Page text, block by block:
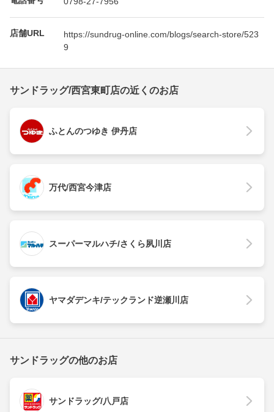
店舗URL
https://sundrug-online.com/blogs/search-store/523
9
サンドラッグ/西宮東町店の近くのお店
ふとんのつゆき 伊丹店
万代/西宮今津店
スーパーマルハチ/さくら夙川店
ヤマダデンキ/テックランド逆瀬川店
サンドラッグの他のお店
サンドラッグ/八戸店